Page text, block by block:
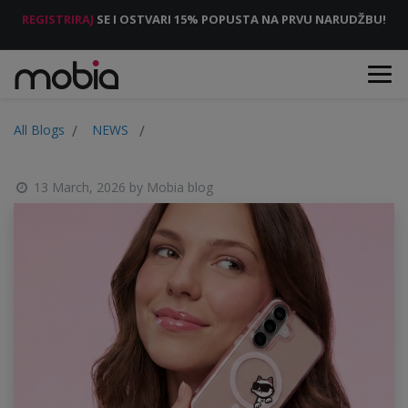
REGISTRIRAJ SE I OSTVARI 15% POPUSTA NA PRVU NARUDŽBU!
All Blogs NEWS
13 March, 2026 by Mobia blog